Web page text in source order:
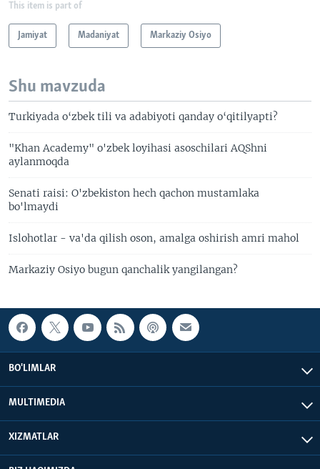
This item is part of
Jamiyat Madaniyat Markaziy Osiyo
Shu mavzuda
Turkiyada o‘zbek tili va adabiyoti qanday o‘qitilyapti?
"Khan Academy" o'zbek loyihasi asoschilari AQShni
aylanmoqda
Senati raisi: O'zbekiston hech qachon mustamlaka
bo'lmaydi
Islohotlar - va'da qilish oson, amalga oshirish amri mahol
Markaziy Osiyo bugun qanchalik yangilangan?
BO'LIMLAR
MULTIMEDIA
XIZMATLAR